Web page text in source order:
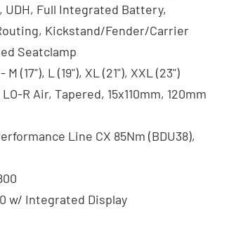
UDH, Full Integrated Battery,
Kickstand/Fender/Carrier
Seatclamp
M (17"), L (19"), XL (21"), XXL (23")
R Air, Tapered, 15x110mm, 120mm
Line CX 85Nm (BDU38),
w/ Integrated Display